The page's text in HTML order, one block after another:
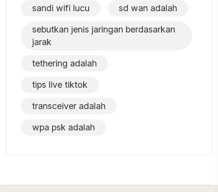
sandi wifi lucu sd wan adalah
sebutkan jenis jaringan berdasarkan
jarak
tethering adalah
tips live tiktok
transceiver adalah
wpa psk adalah